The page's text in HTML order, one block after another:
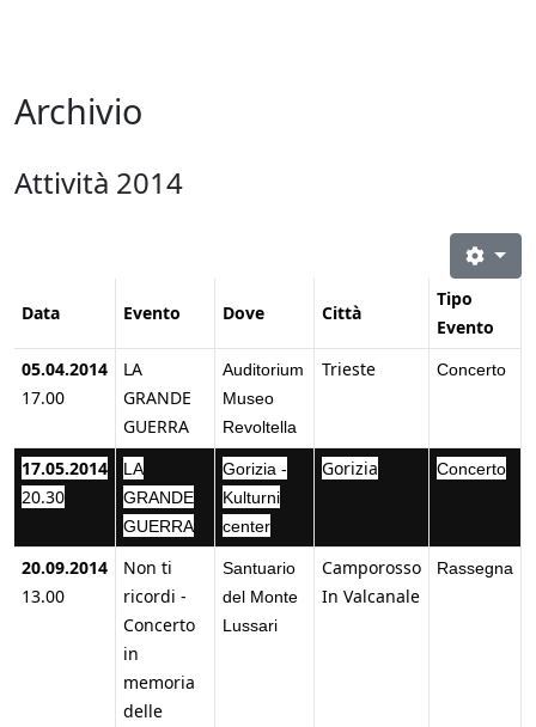
Archivio
Attività 2014
Data Evento Dove Città
Tipo
Evento
05.04.2014
17.00
LA
GRANDE
GUERRA
Auditorium
Museo
Revoltella
Trieste Concerto
17.05.2014
20.30
LA
GRANDE
GUERRA
Gorizia -
Kulturni
center
Gorizia Concerto
20.09.2014
13.00
Non ti
ricordi -
Concerto
in
memoria
delle
Santuario
del Monte
Lussari
Camporosso
In Valcanale
Rassegna